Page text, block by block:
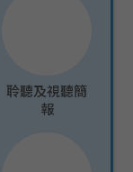
聆聽及視聽簡
報